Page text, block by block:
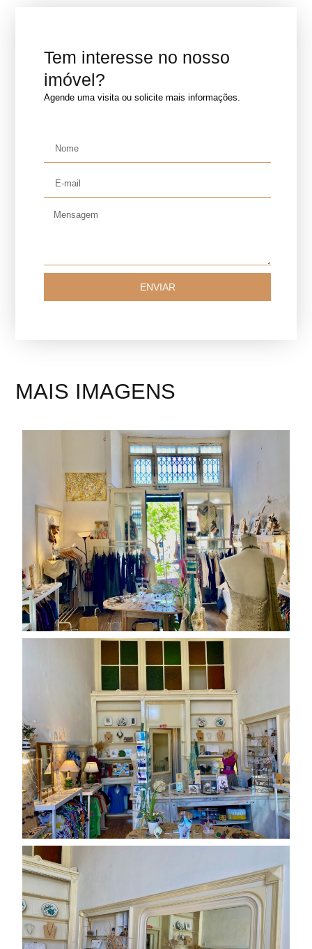
Tem interesse no nosso
imóvel?
Agende uma visita ou solicite mais informações.
ENVIAR
MAIS IMAGENS